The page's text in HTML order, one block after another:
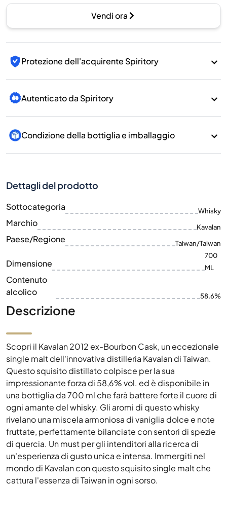
Vendi ora
Protezione dell'acquirente Spiritory
Autenticato da Spiritory
Condizione della bottiglia e imballaggio
Dettagli del prodotto
Sottocategoria Whisky
Marchio Kavalan
Paese/Regione Taiwan/Taiwan
Dimensione
700
ML
Contenuto
alcolico
58.6%
Descrizione
Scopri il Kavalan 2012 ex-Bourbon Cask, un eccezionale
single malt dell'innovativa distilleria Kavalan di Taiwan.
Questo squisito distillato colpisce per la sua
impressionante forza di 58,6% vol. ed è disponibile in
una bottiglia da 700 ml che farà battere forte il cuore di
ogni amante del whisky. Gli aromi di questo whisky
rivelano una miscela armoniosa di vaniglia dolce e note
fruttate, perfettamente bilanciate con sentori di spezie
di quercia. Un must per gli intenditori alla ricerca di
un'esperienza di gusto unica e intensa. Immergiti nel
mondo di Kavalan con questo squisito single malt che
cattura l'essenza di Taiwan in ogni sorso.